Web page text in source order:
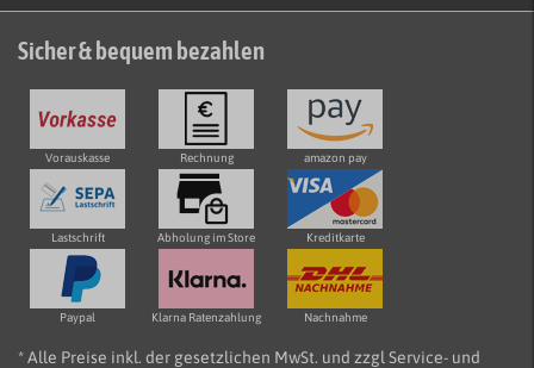
Sicher & bequem bezahlen
Vorauskasse Rechnung amazon pay
Lastschrift Abholung im Store Kreditkarte
Paypal Klarna Ratenzahlung Nachnahme
* Alle Preise inkl. der gesetzlichen MwSt. und zzgl Service- und